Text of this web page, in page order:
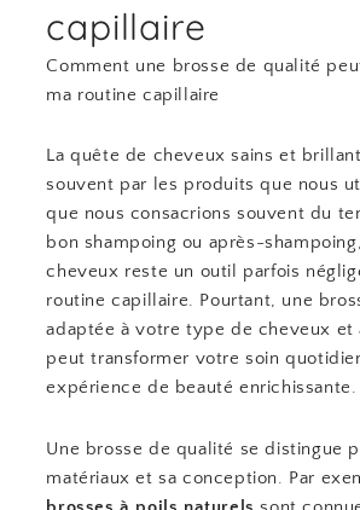
capillaire
Comment une brosse de qualité
ma routine capillaire
La quête de cheveux sains et
souvent par les produits que nous
que nous consacrions souvent du
bon shampoing ou après-
cheveux reste un outil parfois
routine capillaire. Pourtant, une
adaptée à votre type de cheveux et
peut transformer votre soin
expérience de beauté enrichissante.
Une brosse de qualité se distingue
matériaux et sa conception. Par